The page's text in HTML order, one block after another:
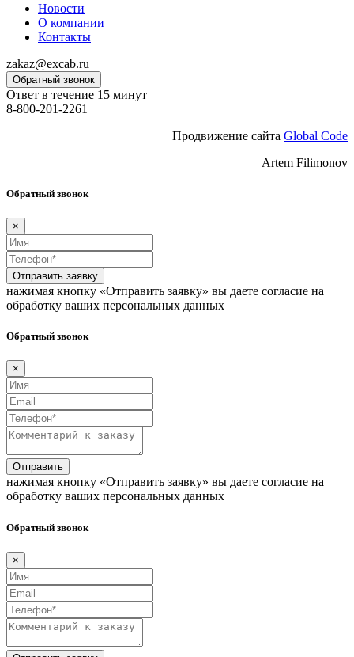
Новости
О компании
Контакты
zakaz@excab.ru
Обратный звонок
Ответ в течение 15 минут
8-800-201-2261
Продвижение сайта Global Code
Artem Filimonov
Обратный звонок
×
Отправить заявку
нажимая кнопку «Отправить заявку» вы даете согласие на
обработку ваших персональных данных
Обратный звонок
×
Отправить
нажимая кнопку «Отправить заявку» вы даете согласие на
обработку ваших персональных данных
Обратный звонок
×